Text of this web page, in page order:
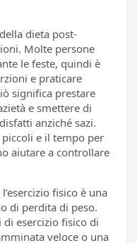
dieta post-
Molte persone
le feste, quindi è
e praticare
significa prestare
e smettere di
anziché sazi.
e il tempo per
aiutare a controllare
fisico è una
di perdita di peso.
esercizio fisico di
veloce o una